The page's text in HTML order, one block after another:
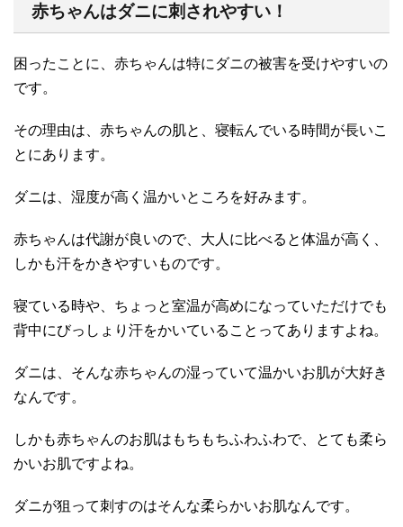
赤ちゃんはダニに刺されやすい！
困ったことに、赤ちゃんは特にダニの被害を受けやすいの
です。
その理由は、赤ちゃんの肌と、寝転んでいる時間が長いこ
とにあります。
ダニは、湿度が高く温かいところを好みます。
赤ちゃんは代謝が良いので、大人に比べると体温が高く、
しかも汗をかきやすいものです。
寝ている時や、ちょっと室温が高めになっていただけでも
背中にびっしょり汗をかいていることってありますよね。
ダニは、そんな赤ちゃんの湿っていて温かいお肌が大好き
なんです。
しかも赤ちゃんのお肌はもちもちふわふわで、とても柔ら
かいお肌ですよね。
ダニが狙って刺すのはそんな柔らかいお肌なんです。